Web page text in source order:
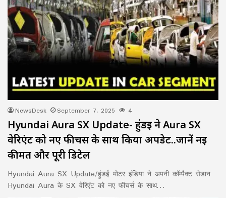
NewsDesk September 7, 2025 4
Hyundai Aura SX Update- हुंडई ने Aura SX
वेरिएंट को नए फीचर्स के साथ किया अपडेट..जानें नई
कीमत और पूरी डिटेल
Hyundai Aura SX Update/हुंडई मोटर इंडिया ने अपनी कॉम्पैक्ट सेडान
Hyundai Aura के SX वेरिएंट को नए फीचर्स के साथ…